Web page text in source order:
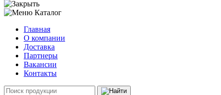
Каталог
Главная
О компании
Доставка
Партнеры
Вакансии
Контакты